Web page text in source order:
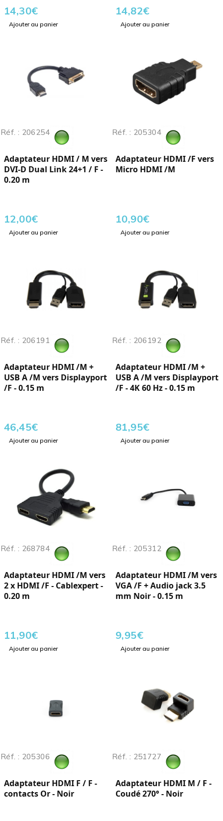
14,30€
Ajouter au panier
14,82€
Ajouter au panier
Réf. : 206254
Adaptateur HDMI / M vers
DVI-D Dual Link 24+1 / F -
0.20 m
12,00€
Ajouter au panier
Réf. : 205304
Adaptateur HDMI /F vers
Micro HDMI /M
10,90€
Ajouter au panier
Réf. : 206191
Adaptateur HDMI /M +
USB A /M vers Displayport
/F - 0.15 m
46,45€
Ajouter au panier
Réf. : 206192
Adaptateur HDMI /M +
USB A /M vers Displayport
/F - 4K 60 Hz - 0.15 m
81,95€
Ajouter au panier
Réf. : 268784
Adaptateur HDMI /M vers
2 x HDMI /F - Cablexpert -
0.20 m
11,90€
Ajouter au panier
Réf. : 205312
Adaptateur HDMI /M vers
VGA /F + Audio jack 3.5
mm Noir - 0.15 m
9,95€
Ajouter au panier
Réf. : 205306
Adaptateur HDMI F / F -
contacts Or - Noir
Réf. : 251727
Adaptateur HDMI M / F -
Coudé 270° - Noir